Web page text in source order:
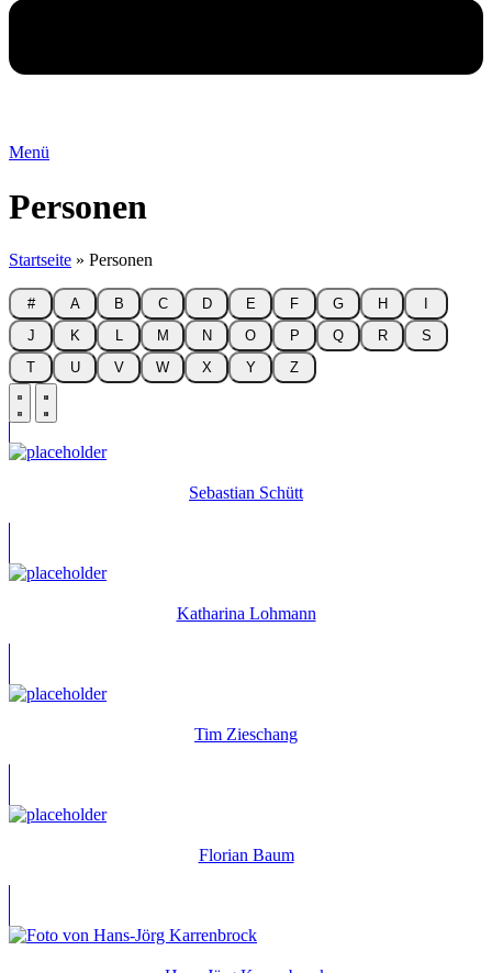
Menü
Personen
Startseite » Personen
# A B C D E F G H
J
K M N O P Q R
S
T
U V W X Y Z
Sebastian Schütt
Katharina Lohmann
Tim Zieschang
Florian Baum